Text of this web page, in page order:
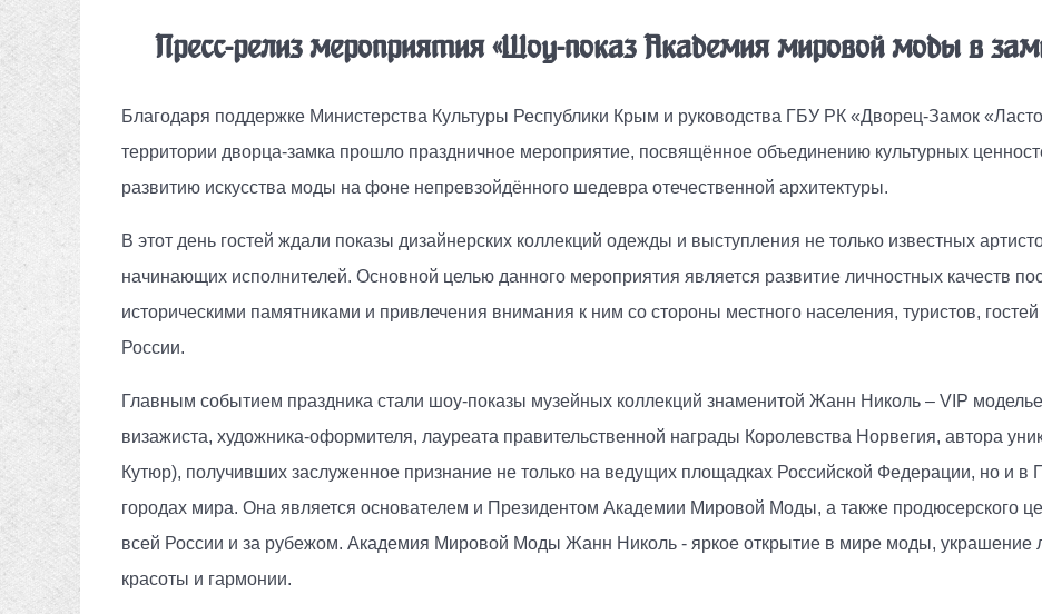
Пресс-релиз мероприятия «Шоу-показ Академия мировой моды в
Благодаря поддержке Министерства Культуры Республики Крым и руководства ГБУ РК «Дворец-Замок
территории дворца-замка прошло праздничное мероприятие, посвящённое объединению культурных
развитию искусства моды на фоне непревзойдённого шедевра отечественной архитектуры.
В этот день гостей ждали показы дизайнерских коллекций одежды и выступления не только известных
начинающих исполнителей. Основной целью данного мероприятия является развитие личностных качеств
историческими памятниками и привлечения внимания к ним со стороны местного населения, туристов,
России.
Главным событием праздника стали шоу-показы музейных коллекций знаменитой Жанн Николь – VIP
визажиста, художника-оформителя, лауреата правительственной награды Королевства Норвегия, автора
Кутюр), получивших заслуженное признание не только на ведущих площадках Российской Федерации, но и
городах мира. Она является основателем и Президентом Академии Мировой Моды, а также продюсерского
всей России и за рубежом. Академия Мировой Моды Жанн Николь - яркое открытие в мире моды, украшение
красоты и гармонии.